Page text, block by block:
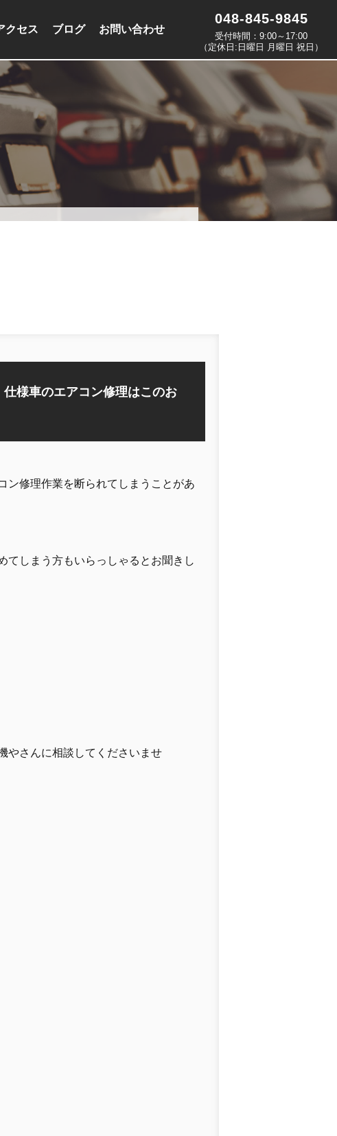
クセス ブログ お問い合わせ
048-845-9845
受付時間：9:00～17:00
（定休日:日曜日 月曜日 祝日）
様車のエアコン修理はこのお
ン修理作業を断られてしまうことがあ
てしまう方もいらっしゃるとお聞きし
やさんに相談してくださいませ